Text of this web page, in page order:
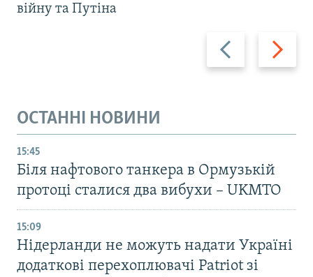
Назад Вперед
війну та Путіна
ОСТАННІ НОВИНИ
15:45
Біля нафтового танкера в Ормузькій
протоці сталися два вибухи – UKMTO
15:09
Нідерланди не можуть надати Україні
додаткові перехоплювачі Patriot зі